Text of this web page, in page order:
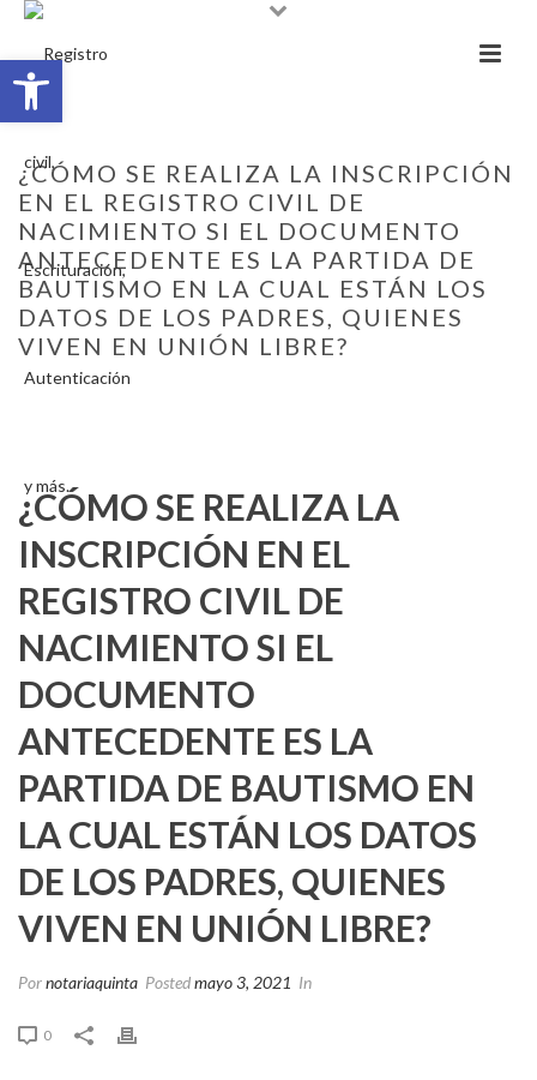
Abrir barra de herramientas
¿CÓMO SE REALIZA LA INSCRIPCIÓN
EN EL REGISTRO CIVIL DE
NACIMIENTO SI EL DOCUMENTO
ANTECEDENTE ES LA PARTIDA DE
BAUTISMO EN LA CUAL ESTÁN LOS
DATOS DE LOS PADRES, QUIENES
VIVEN EN UNIÓN LIBRE?
¿CÓMO SE REALIZA LA
INSCRIPCIÓN EN EL
REGISTRO CIVIL DE
NACIMIENTO SI EL
DOCUMENTO
ANTECEDENTE ES LA
PARTIDA DE BAUTISMO EN
LA CUAL ESTÁN LOS DATOS
DE LOS PADRES, QUIENES
VIVEN EN UNIÓN LIBRE?
Pornotariaquinta Postedmayo 3, 2021 In
0